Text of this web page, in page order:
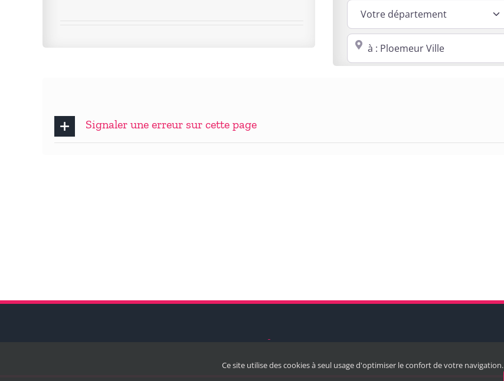
Proche de : ville, cp, lieu ...
Signaler une erreur sur cette page
Ce site utilise des cookies à seul usage d'optimiser le confort de votre navigation.